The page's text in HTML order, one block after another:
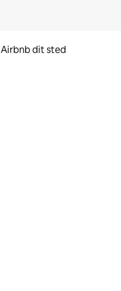
Airbnb dit sted